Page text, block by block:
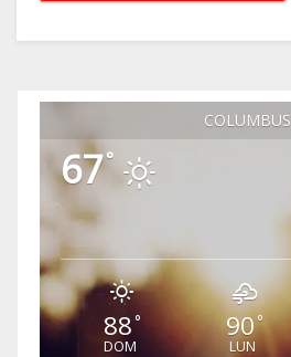
COLUMBUS
67°
88°
DOM
90°
LUN